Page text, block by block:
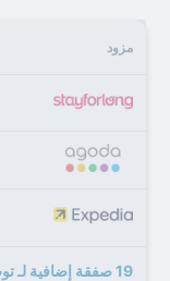
مزود
19 صفقة إضافية لـ توب كيك صن سيت بيتش ريزورت